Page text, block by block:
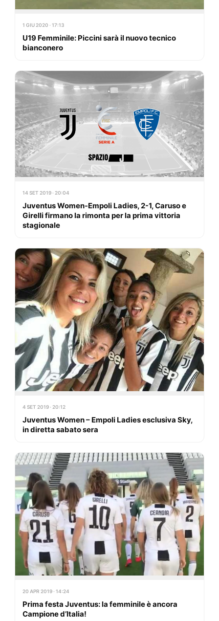
1 GIU 2020 · 17:13
U19 Femminile: Piccini sarà il nuovo tecnico
bianconero
14 SET 2019 · 20:04
Juventus Women-Empoli Ladies, 2-1, Caruso e
Girelli firmano la rimonta per la prima vittoria
stagionale
4 SET 2019 · 20:12
Juventus Women – Empoli Ladies esclusiva Sky,
in diretta sabato sera
20 APR 2019 · 14:24
Prima festa Juventus: la femminile è ancora
Campione d’Italia!